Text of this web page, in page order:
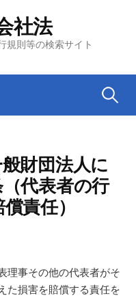
社法
規則等の検索サイト
検
財団法人に
代表者の行
責任）
理事その他の代表者がそ
た損害を賠償する責任を